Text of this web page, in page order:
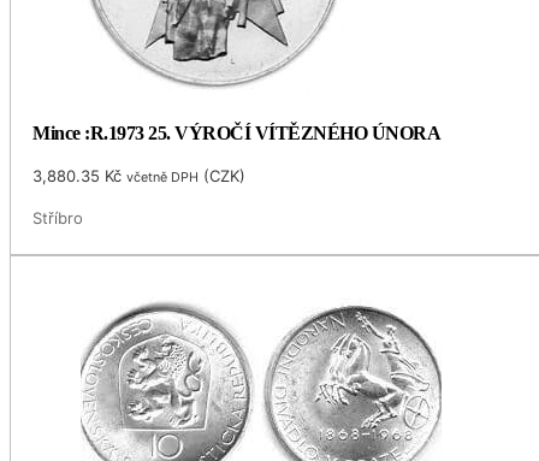
Mince :R.1973 25. VÝROČÍ VÍTĚZNÉHO ÚNORA
3,880.35 Kč včetně DPH (CZK)
Stříbro